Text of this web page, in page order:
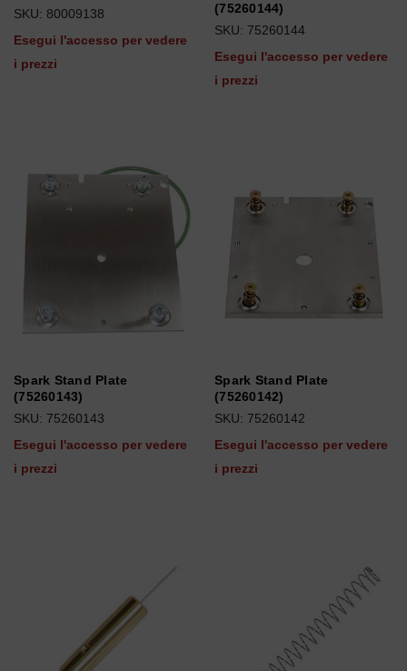
SKU: 80009138
Esegui l'accesso per vedere
i prezzi
(75260144)
SKU: 75260144
Esegui l'accesso per vedere
i prezzi
Spark Stand Plate
(75260143)
SKU: 75260143
Esegui l'accesso per vedere
i prezzi
Spark Stand Plate
(75260142)
SKU: 75260142
Esegui l'accesso per vedere
i prezzi